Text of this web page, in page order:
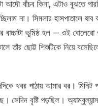
আদৌ বাঁচব কিনা, এটাও বুঝতে
না। সিমলার
ভূমিষ্ঠ হল — ওই
ছোট্ট শিশুটিকে নিয়ে
খবর পাঠায় আমার বর।
সেদিন বৃষ্টি পড়ছিল।